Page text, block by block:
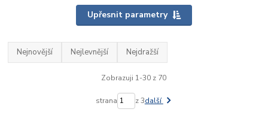
Upřesnit parametry
Nejnovější Nejlevnější Nejdražší
Zobrazuji 1-30 z 70
strana z 3další